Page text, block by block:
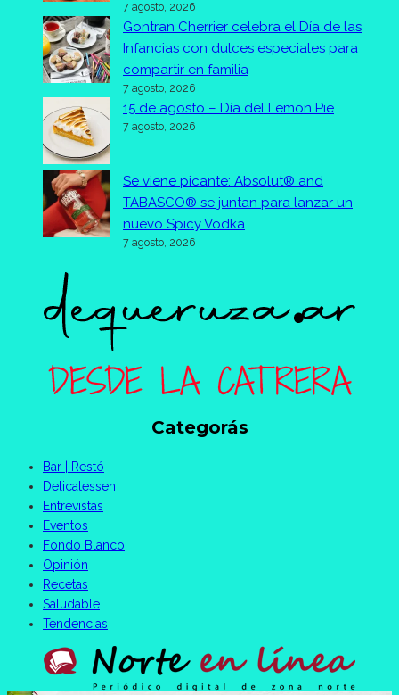
7 agosto, 2026
Gontran Cherrier celebra el Día de las
Infancias con dulces especiales para
compartir en familia
7 agosto, 2026
15 de agosto – Día del Lemon Pie
7 agosto, 2026
Se viene picante: Absolut® and
TABASCO® se juntan para lanzar un
nuevo Spicy Vodka
7 agosto, 2026
Categorás
Bar | Restó
Delicatessen
Entrevistas
Eventos
Fondo Blanco
Opinión
Recetas
Saludable
Tendencias